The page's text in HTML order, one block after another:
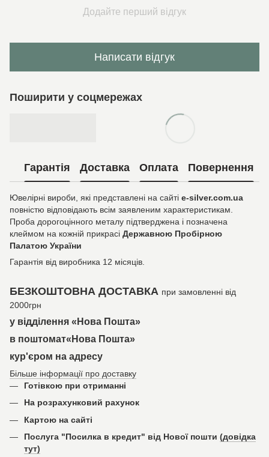
Додайте перший відгук
Написати відгук
Поширити у соцмережах
Гарантія Доставка Оплата Повернення
Ювелірні вироби, які представлені на сайті e-silver.com.ua
повністю відповідають всім заявленим характеристикам.
Проба дорогоцінного металу підтверджена і позначена
клеймом на кожній прикрасі Державною Пробірною
Палатою України
Гарантія від виробника 12 місяців.
БЕЗКОШТОВНА ДОСТАВКА при замовленні від
2000грн
у відділення «Нова Пошта»
в поштомат«Нова Пошта»
кур'єром на адресу
Більше інформації про доставку
Готівкою при отриманні
На розрахунковий рахунок
Картою на сайті
Послуга "Посилка в кредит" від Нової пошти (довідка
тут)